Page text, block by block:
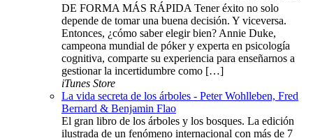
DE FORMA MÁS RÁPIDA Tener éxito no solo
depende de tomar una buena decisión. Y viceversa.
Entonces, ¿cómo saber elegir bien? Annie Duke,
campeona mundial de póker y experta en psicología
cognitiva, comparte su experiencia para enseñarnos a
gestionar la incertidumbre como […]
iTunes Store
La vida secreta de los árboles - Peter Wohlleben, Fred
Bernard & Benjamin Flao
El gran libro de los árboles y los bosques. La edición
ilustrada de un fenómeno internacional con más de 7